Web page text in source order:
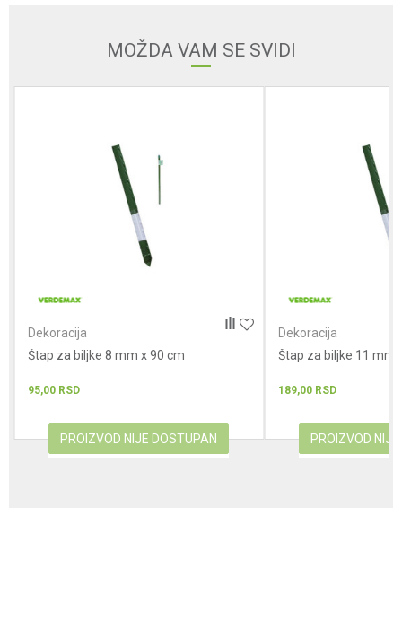
MOŽDA VAM SE SVIDI
Dekoracija
Štap za biljke 8 mm x 90 cm
95,00 RSD
PROIZVOD NIJE DOSTUPAN
Dekoracija
Štap za biljke 11 mm
189,00 RSD
PROIZVOD